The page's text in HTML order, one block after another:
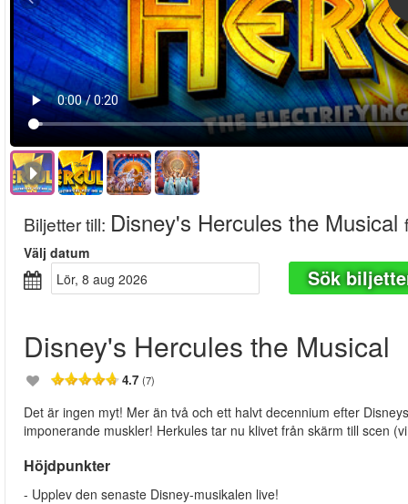
Biljetter till: Disney's Hercules the Musical
Välj datum
lör, 8 aug 2026
Sök
Disney's Hercules the Musical
4.7 (7)
Det är ingen myt! Mer än två och ett halvt decennium efter
imponerande muskler! Herkules tar nu klivet från skärm till scen
Höjdpunkter
- Upplev den senaste Disney-musikalen live!